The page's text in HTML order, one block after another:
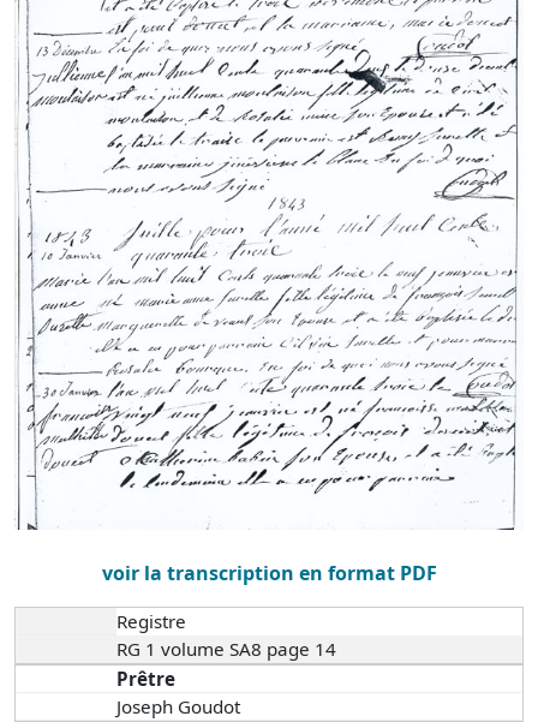
voir la transcription en format PDF
Registre
RG 1 volume SA8 page 14
Prêtre
Joseph Goudot